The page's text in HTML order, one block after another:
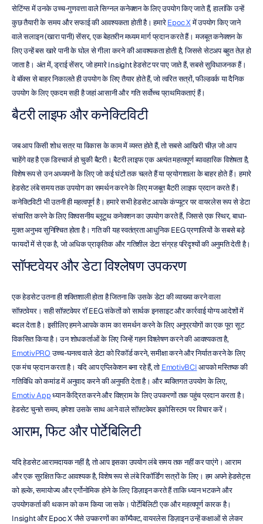
सेटिंग्स में उनके उच्च-गुणवत्ता वाले सिग्नल कनेक्शन के लिए उपयोग किए जाते हैं, हालांकि उन्हें
कुछ तैयारी के समय और सफाई की आवश्यकता होती है। हमारे Epoc X में उपयोग किए जाने
वाले सलाइन (खारा पानी) सेंसर, एक बेहतरीन मध्यम मार्ग प्रदान करते हैं। मजबूत कनेक्शन के
लिए उन्हें बस खारे पानी के घोल से गीला करने की आवश्यकता होती है, जिससे सेटअप बहुत तेज़ हो
जाता है। अंत में, ड्राई सेंसर, जो हमारे Insight हेडसेट पर पाए जाते हैं, सबसे सुविधाजनक हैं।
वे बॉक्स से बाहर निकालते ही उपयोग के लिए तैयार होते हैं, जो त्वरित सत्रों, फील्डवर्क या दैनिक
उपयोग के लिए एकदम सही है जहां आसानी और गति सर्वोच्च प्राथमिकताएं हैं।
बैटरी लाइफ और कनेक्टिविटी
जब आप किसी शोध सत्र या विकास के काम में व्यस्त होते हैं, तो सबसे आखिरी चीज़ जो आप
चाहेंगे वह है एक डिस्चार्ज हो चुकी बैटरी। बैटरी लाइफ एक अत्यंत महत्वपूर्ण व्यावहारिक विशेषता है,
विशेष रूप से उन अध्ययनों के लिए जो कई घंटों तक चलते हैं या प्रयोगशाला के बाहर होते हैं। हमारे
हेडसेट लंबे समय तक उपयोग का समर्थन करने के लिए मजबूत बैटरी लाइफ प्रदान करते हैं।
कनेक्टिविटी भी उतनी ही महत्वपूर्ण है। हमारे सभी हेडसेट आपके कंप्यूटर पर वायरलेस रूप से डेटा
संचारित करने के लिए विश्वसनीय ब्लूटूथ कनेक्शन का उपयोग करते हैं, जिससे एक स्थिर, बाधा-
मुक्त अनुभव सुनिश्चित होता है। गति की यह स्वतंत्रता आधुनिक EEG प्रणालियों के सबसे बड़े
फायदों में से एक है, जो अधिक प्राकृतिक और गतिशील डेटा संग्रह परिदृश्यों की अनुमति देती है।
सॉफ्टवेयर और डेटा विश्लेषण उपकरण
एक हेडसेट उतना ही शक्तिशाली होता है जितना कि उसके डेटा की व्याख्या करने वाला
सॉफ़्टवेयर। सही सॉफ़्टवेयर रॉ EEG संकेतों को सार्थक इनसाइट और कार्रवाई योग्य आदेशों में
बदल देता है। इसीलिए हमने आपके काम का समर्थन करने के लिए अनुप्रयोगों का एक पूरा सूट
EmotivPRO उच्च-घनत्व वाले डेटा को रिकॉर्ड करने, समीक्षा करने और निर्यात करने के लिए
एक मंच प्रदान करता है। यदि आप एप्लिकेशन बना रहे हैं, तो EmotivBCI आपको मस्तिष्क की
Emotiv App ध्यान केंद्रित करने और विश्राम के लिए उपकरणों तक पहुंच प्रदान करता है।
हेडसेट चुनते समय, हमेशा उसके साथ आने वाले सॉफ़्टवेयर इकोसिस्टम पर विचार करें।
आराम, फिट और पोर्टेबिलिटी
यदि हेडसेट आरामदायक नहीं है, तो आप इसका उपयोग लंबे समय तक नहीं कर पाएंगे। आराम
और एक सुरक्षित फिट आवश्यक है, विशेष रूप से लंबे रिकॉर्डिंग सत्रों के लिए। हम अपने हेडसेट्स
को हल्के, समायोज्य और एर्गोनोमिक होने के लिए डिज़ाइन करते हैं ताकि ध्यान भटकने और
उपयोगकर्ता की थकान को कम किया जा सके। पोर्टेबिलिटी एक और महत्वपूर्ण कारक है।
Insight और Epoc X जैसे उपकरणों का कॉम्पैक्ट, वायरलेस डिज़ाइन उन्हें कक्षाओं से लेकर